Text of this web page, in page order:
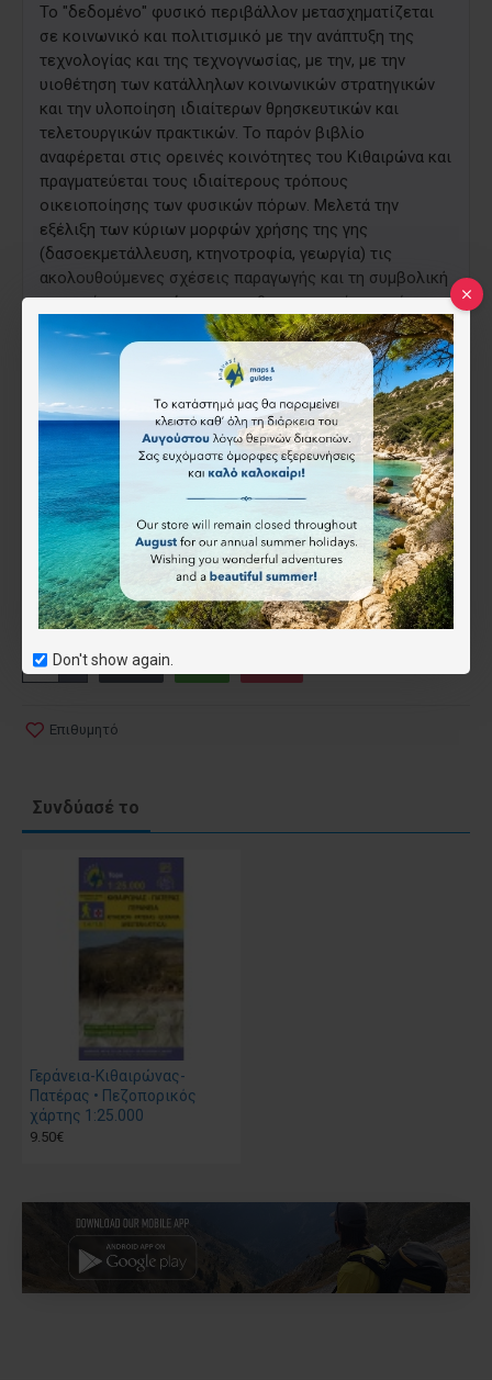
Don't show again.
Το "δεδομένο" φυσικό περιβάλλον μετασχηματίζεται
σε κοινωνικό και πολιτισμικό με την ανάπτυξη της
τεχνολογίας και της τεχνογνωσίας, με την, με την
υιοθέτηση των κατάλληλων κοινωνικών στρατηγικών
και την υλοποίηση ιδιαίτερων θρησκευτικών και
τελετουργικών πρακτικών. Το παρόν βιβλίο
αναφέρεται στις ορεινές κοινότητες του Κιθαιρώνα και
πραγματεύεται τους ιδιαίτερους τρόπους
οικειοποίησης των φυσικών πόρων. Μελετά την
εξέλιξη των κύριων μορφών χρήσης της γης
(δασοεκμετάλλευση, κτηνοτροφία, γεωργία) τις
ακολουθούμενες σχέσεις παραγωγής και τη συμβολική
ιεροποίηση του χώρου με τα θρησκευτικά πανηγύρια.
Τέλος, πραγματεύεται την ανθρωπολογική θεώρηση
του τοπίου, ως αποτέλεσμα της παραγωγικής χρήσης
του χώρου.
Χαρακτηριστικά
ISBN: 9789602105184 Οδυσσεας
14.00€
Επιθυμητό
Συνδύασέ το
Γεράνεια-Κιθαιρώνας-
Πατέρας • Πεζοπορικός
χάρτης 1:25.000
9.50€